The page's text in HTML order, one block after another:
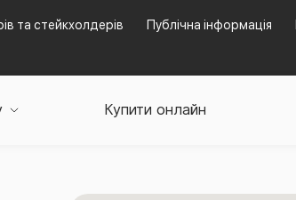
та стейкхолдерів Публічна інформація
Купити онлайн